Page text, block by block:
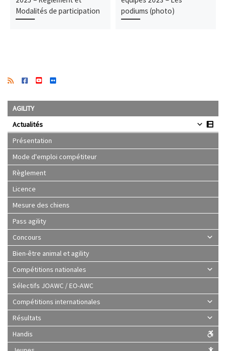
Modalités de participation
podiums (photo)
AGILITY
Actualités
Présentation
Mode d'emploi compétiteur
Règlement
Licence
Mesure des chiens
Pass agility
Concours
Bien-être animal et agility
Compétitions nationales
Sélectifs JOAWC / EO-AWC
Compétitions internationales
Résultats
Handis